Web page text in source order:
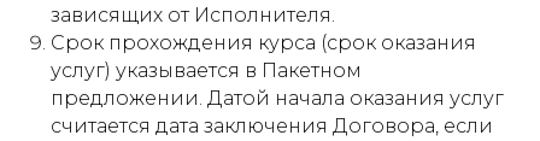
зависящих от Исполнителя.
Срок прохождения курса (срок оказания
услуг) указывается в Пакетном
предложении. Датой начала оказания услуг
считается дата заключения Договора, если